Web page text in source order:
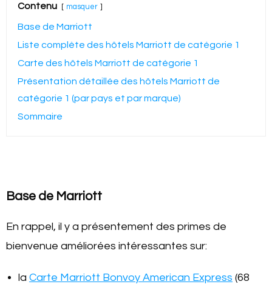
Contenu masquer
Base de Marriott
Liste complète des hôtels Marriott de catégorie 1
Carte des hôtels Marriott de catégorie 1
Présentation détaillée des hôtels Marriott de
catégorie 1 (par pays et par marque)
Sommaire
Base de Marriott
En rappel, il y a présentement des primes de
bienvenue améliorées intéressantes sur:
la Carte Marriott Bonvoy American Express (68